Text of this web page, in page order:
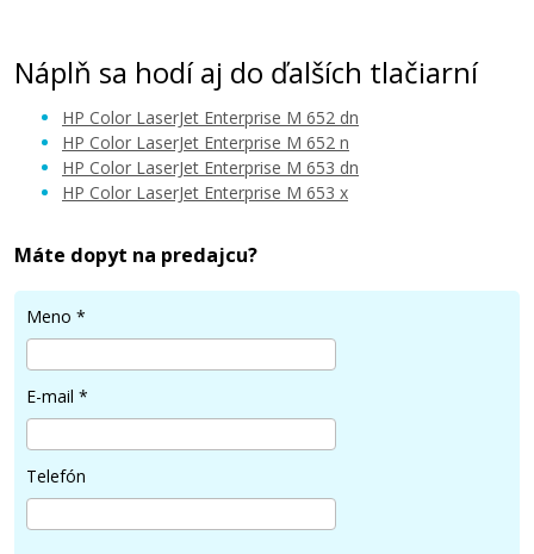
Náplň sa hodí aj do ďalších tlačiarní
HP Color LaserJet Enterprise M 652 dn
HP Color LaserJet Enterprise M 652 n
HP Color LaserJet Enterprise M 653 dn
HP Color LaserJet Enterprise M 653 x
Máte dopyt na predajcu?
Meno *
E-mail *
Telefón